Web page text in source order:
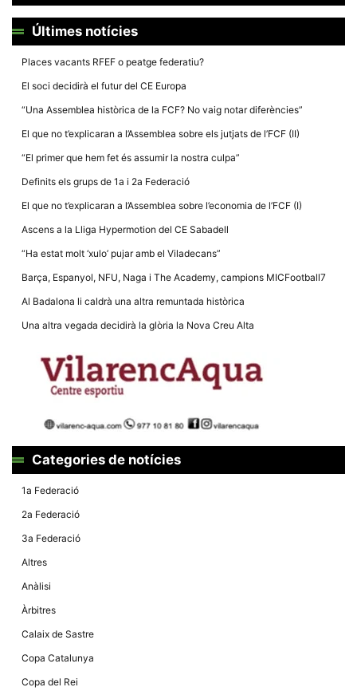
Últimes notícies
Places vacants RFEF o peatge federatiu?
El soci decidirà el futur del CE Europa
“Una Assemblea històrica de la FCF? No vaig notar diferències”
El que no t’explicaran a l’Assemblea sobre els jutjats de l’FCF (II)
“El primer que hem fet és assumir la nostra culpa”
Definits els grups de 1a i 2a Federació
El que no t’explicaran a l’Assemblea sobre l’economia de l’FCF (I)
Ascens a la Lliga Hypermotion del CE Sabadell
“Ha estat molt ‘xulo’ pujar amb el Viladecans”
Barça, Espanyol, NFU, Naga i The Academy, campions MICFootball7
Al Badalona li caldrà una altra remuntada històrica
Una altra vegada decidirà la glòria la Nova Creu Alta
Categories de notícies
1a Federació
2a Federació
3a Federació
Altres
Anàlisi
Àrbitres
Calaix de Sastre
Copa Catalunya
Copa del Rei
necessàries
Recopilem
anònima d'ús
per a millorar
i la seva
d'usuari
tècnics del
nostre lloc web
emmagatzemen
permeten que el
bé com sigui